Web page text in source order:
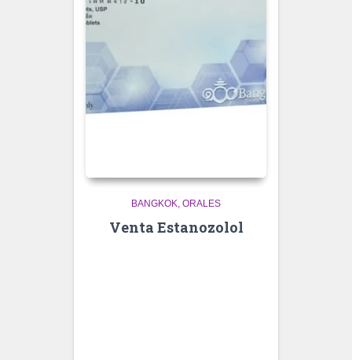
BANGKOK ORALES
Venta Estanozolol